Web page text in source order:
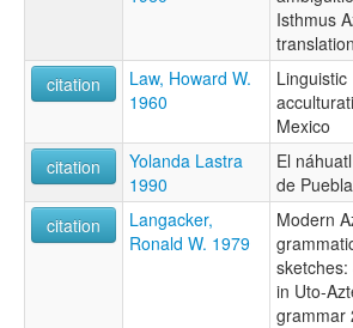
Isthmus
translation
citation
Law, Howard W.
1960
Linguistic
Mexico
citation
Yolanda Lastra
1990
El
de Puebla
citation
Langacker,
Ronald W. 1979
Modern
in Uto-
grammar